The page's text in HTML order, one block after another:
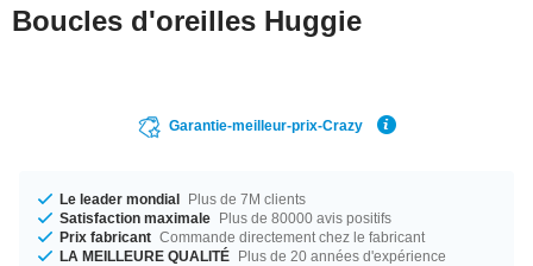
Boucles d'oreilles Huggie
Garantie-meilleur-prix-Crazy
Le leader mondial Plus de 7M clients
Satisfaction maximale Plus de 80000 avis positifs
Prix fabricant Commande directement chez le fabricant
LA MEILLEURE QUALITÉ Plus de 20 années d'expérience